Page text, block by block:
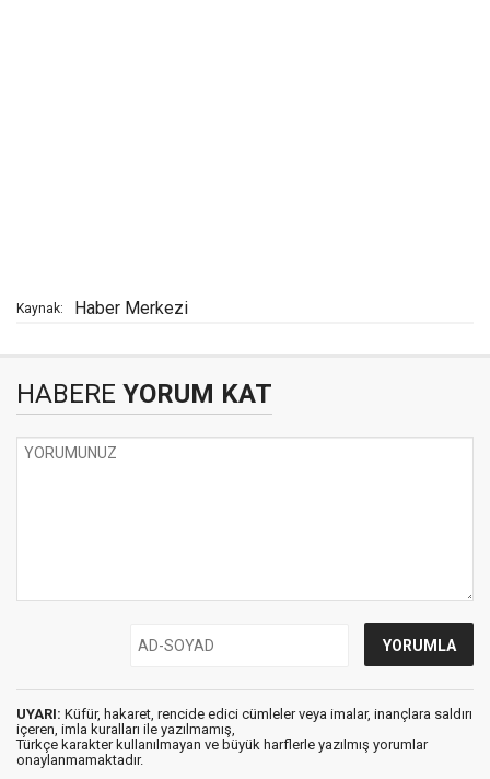
Kaynak: Haber Merkezi
HABERE YORUM KAT
UYARI: Küfür, hakaret, rencide edici cümleler veya imalar, inançlara saldırı
içeren, imla kuralları ile yazılmamış,
Türkçe karakter kullanılmayan ve büyük harflerle yazılmış yorumlar
onaylanmamaktadır.